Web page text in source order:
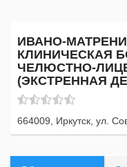
ИВАНО-
КЛИНИЧЕСКАЯ
ЧЕЛЮСТНО-
(ЭКСТРЕННАЯ
664009, Иркутск, ул.